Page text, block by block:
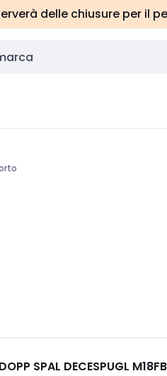
delle chiusure per il
SPAL DECESPUGL